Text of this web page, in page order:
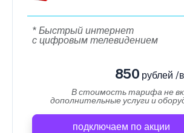
* Быстрый интернет
с цифровым телевидением
850 рублей /
В стоимость тарифа не
дополнительные услуги и
подключаем по акции